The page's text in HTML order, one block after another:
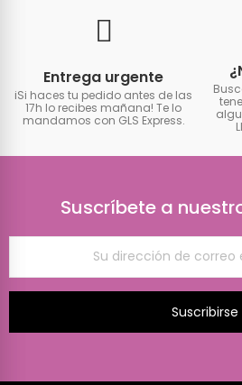
Entrega urgente
iSi haces tu pedido antes de las
17h lo recibes mañana! Te lo
mandamos con GLS Express.
Suscríbete a
Suscribirse